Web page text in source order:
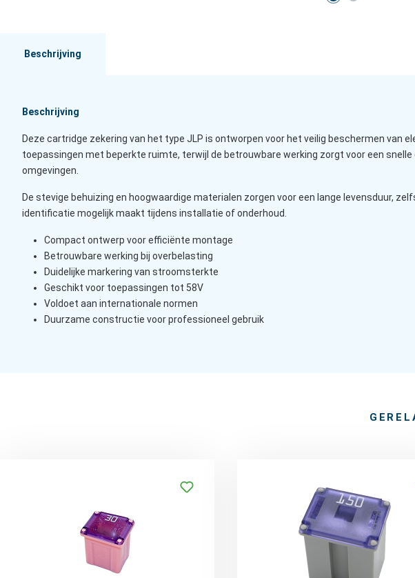
Beschrijving
Beschrijving
Deze cartridge zekering van het type JLP is ontworpen voor het veilig beschermen
toepassingen met beperkte ruimte, terwijl de betrouwbare werking zorgt voor een
omgevingen.
De stevige behuizing en hoogwaardige materialen zorgen voor een lange levensduur,
identificatie mogelijk maakt tijdens installatie of onderhoud.
Compact ontwerp voor efficiënte montage
Betrouwbare werking bij overbelasting
Duidelijke markering van stroomsterkte
Geschikt voor toepassingen tot 58V
Voldoet aan internationale normen
Duurzame constructie voor professioneel gebruik